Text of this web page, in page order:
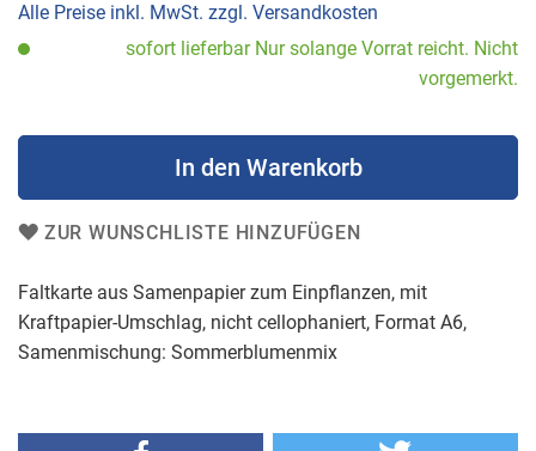
Alle Preise inkl. MwSt. zzgl. Versandkosten
sofort lieferbar Nur solange Vorrat reicht. Nicht
vorgemerkt.
In den Warenkorb
ZUR WUNSCHLISTE HINZUFÜGEN
Faltkarte aus Samenpapier zum Einpflanzen, mit
Kraftpapier-Umschlag, nicht cellophaniert, Format A6,
Samenmischung: Sommerblumenmix